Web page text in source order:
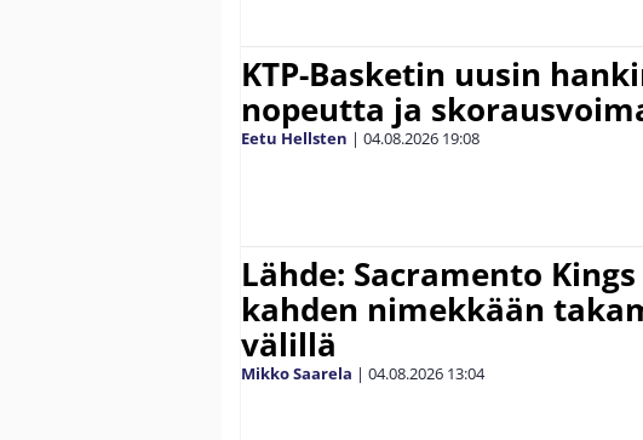
KTP-Basketin uusin
nopeutta ja
Eetu Hellsten | 04.08.2026 19:08
Lähde: Sacramento
kahden nimekkään
välillä
Mikko Saarela | 04.08.2026 13:04